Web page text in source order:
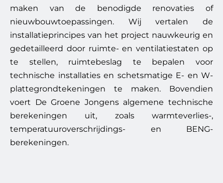
maken van de benodigde renovaties of
nieuwbouwtoepassingen. Wij vertalen de
installatieprincipes van het project nauwkeurig en
gedetailleerd door ruimte- en ventilatiestaten op
te stellen, ruimtebeslag te bepalen voor
technische installaties en schetsmatige E- en W-
plattegrondtekeningen te maken. Bovendien
voert De Groene Jongens algemene technische
berekeningen uit, zoals warmteverlies-,
temperatuuroverschrijdings- en BENG-
berekeningen.